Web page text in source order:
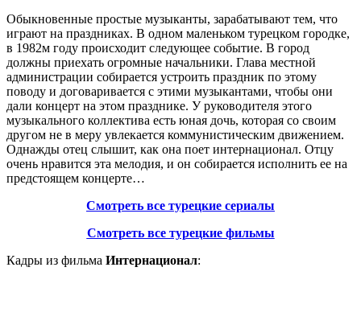
Обыкновенные простые музыканты, зарабатывают тем, что
играют на праздниках. В одном маленьком турецком городке,
в 1982м году происходит следующее событие. В город
должны приехать огромные начальники. Глава местной
администрации собирается устроить праздник по этому
поводу и договаривается с этими музыкантами, чтобы они
дали концерт на этом празднике. У руководителя этого
музыкального коллектива есть юная дочь, которая со своим
другом не в меру увлекается коммунистическим движением.
Однажды отец слышит, как она поет интернационал. Отцу
очень нравится эта мелодия, и он собирается исполнить ее на
предстоящем концерте…
Смотреть все турецкие сериалы
Смотреть все турецкие фильмы
Кадры из фильма Интернационал: